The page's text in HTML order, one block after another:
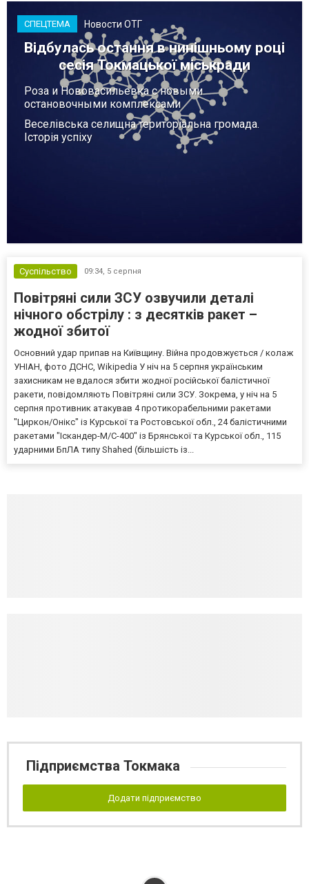
СПЕЦТЕМА Новости ОТГ
Відбулась остання в нинішньому році
сесія Токмацької міськради
Роза и Нововасильевка с новыми
остановочными комплексами
Веселівська селищна територіальна громада.
Історія успіху
Суспільство 09:34, 5 серпня
Повітряні сили ЗСУ озвучили деталі
нічного обстрілу : з десятків ракет –
жодної збитої
Основний удар припав на Київщину. Війна продовжується / колаж
УНІАН, фото ДСНС, Wikipedia У ніч на 5 серпня українським
захисникам не вдалося збити жодної російської балістичної
ракети, повідомляють Повітряні сили ЗСУ. Зокрема, у ніч на 5
серпня противник атакував 4 протикорабельними ракетами
"Циркон/Онікс" із Курської та Ростовської обл., 24 балістичними
ракетами "Іскандер-М/С-400" із Брянської та Курської обл., 115
ударними БпЛА типу Shahed (більшість із...
Підприємства Токмака
Додати підприємство